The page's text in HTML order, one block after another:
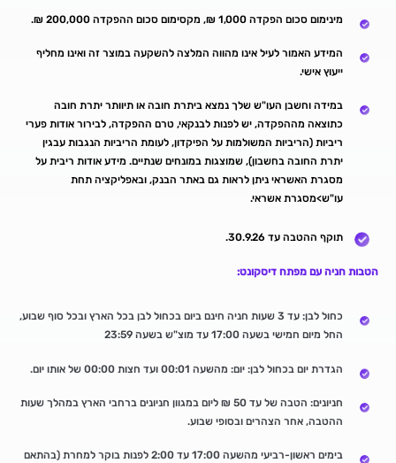
מינימום סכום הפקדה 1,000 ₪, מקסימום סכום ההפקדה 200,000 ₪.
המידע האמור לעיל אינו מהווה המלצה להשקעה במוצר זה ואינו מחליף
ייעוץ אישי.
במידה וחשבן העו"ש שלך נמצא ביתרת חובה או תיוותר יתרת חובה
כתוצאה מההפקדה, יש לפנות לבנקאי, טרם ההפקדה, לבירור אודות פערי
ריביות (הריביות המשולמות על הפיקדון, לעומת הריביות הנגבות עבגין
יתרת החובה בחשבון), שמוצגות במונחים שנתיים. מידע אודות ריבית על
מסגרת האשראי ניתן לראות גם באתר הבנק, ובאפליקציה תחת
עו"ש>מסגרת אשראי.
תוקף ההטבה עד 30.9.26.
הטבות חניה עם מפתח דיסקונט:
כחול לבן: עד 3 שעות חניה חינם ביום בכחול לבן בכל הארץ ובכל סוף שבוע,
החל מיום חמישי בשעה 17:00 עד מוצ"ש בשעה 23:59
הגדרת יום בכחול לבן: יום: מהשעה 00:01 ועד חצות 00:00 של אותו יום.
חניונים: הטבה של עד 50 ₪ ליום במגוון חניונים ברחבי הארץ במהלך שעות
ההטבה, אחר הצהרים ובסופי שבוע.
בימים ראשון-רביעי מהשעה 17:00 עד 2:00 לפנות בוקר למחרת (בהתאם